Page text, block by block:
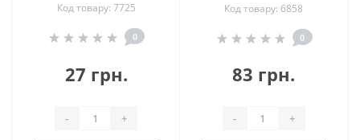
Код товару: 7725
0
27 грн.
- +
Код товару: 6858
0
83 грн.
- +